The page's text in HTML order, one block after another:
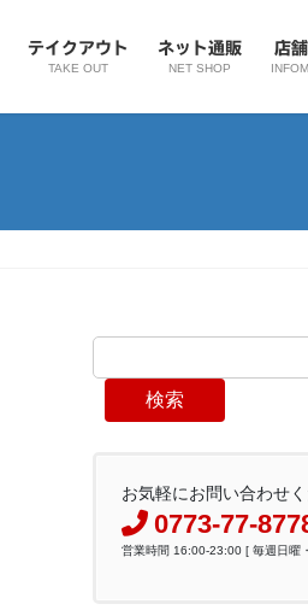
テイクアウト
TAKE OUT
ネット通販
NET SHOP
店
検索
お気軽にお問い合わせく
0773-77-
営業時間 16:00-23:00 [ 毎週日曜